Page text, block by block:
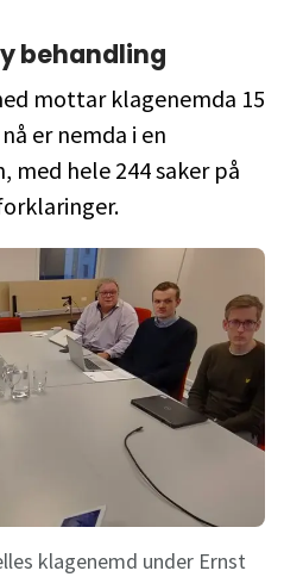
behandling
mottar klagenemda 15
er nemda i en
hele 244 saker på
klagenemd under Ernst